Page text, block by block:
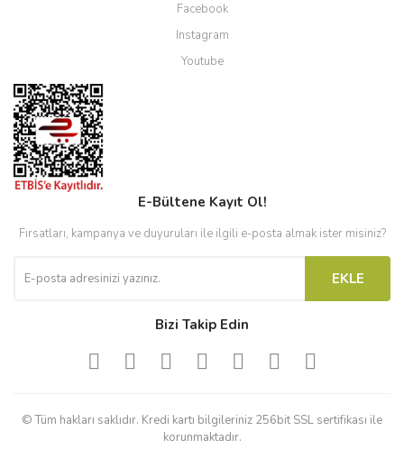
Facebook
Instagram
Youtube
E-Bültene Kayıt Ol!
Fırsatları, kampanya ve duyuruları ile ilgili e-posta almak ister misiniz?
EKLE
Bizi Takip Edin
© Tüm hakları saklıdır. Kredi kartı bilgileriniz 256bit SSL sertifikası ile
korunmaktadır.